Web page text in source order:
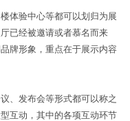
体验中心等都可以划归为展
已经被邀请或者慕名而来
牌形象，重点在于展示内容
发布会等形式都可以称之
互动，其中的各项互动环节